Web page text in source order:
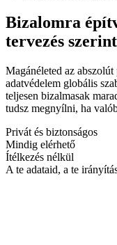
Bizalomra
tervezés
Magánéleted az
adatvédelem globális
teljesen bizalmasak
tudsz megnyílni, ha
Privát és biztonságos
Mindig elérhető
Ítélkezés nélkül
A te adataid, a te